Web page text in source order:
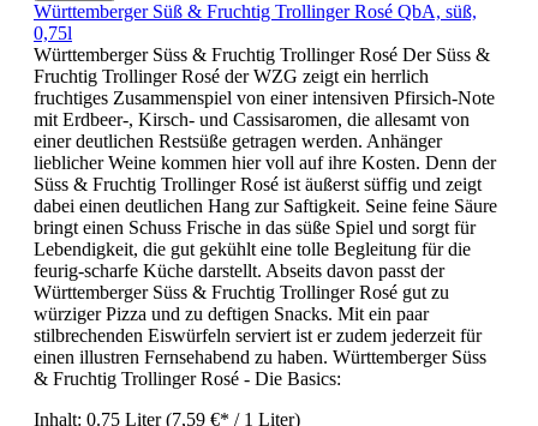
Württemberger Süß & Fruchtig Trollinger Rosé QbA, süß,
0,75l
Württemberger Süss & Fruchtig Trollinger Rosé Der Süss &
Fruchtig Trollinger Rosé der WZG zeigt ein herrlich
fruchtiges Zusammenspiel von einer intensiven Pfirsich-Note
mit Erdbeer-, Kirsch- und Cassisaromen, die allesamt von
einer deutlichen Restsüße getragen werden. Anhänger
lieblicher Weine kommen hier voll auf ihre Kosten. Denn der
Süss & Fruchtig Trollinger Rosé ist äußerst süffig und zeigt
dabei einen deutlichen Hang zur Saftigkeit. Seine feine Säure
bringt einen Schuss Frische in das süße Spiel und sorgt für
Lebendigkeit, die gut gekühlt eine tolle Begleitung für die
feurig-scharfe Küche darstellt. Abseits davon passt der
Württemberger Süss & Fruchtig Trollinger Rosé gut zu
würziger Pizza und zu deftigen Snacks. Mit ein paar
stilbrechenden Eiswürfeln serviert ist er zudem jederzeit für
einen illustren Fernsehabend zu haben. Württemberger Süss
& Fruchtig Trollinger Rosé - Die Basics:
Inhalt: 0.75 Liter(7,59 €* / 1 Liter)